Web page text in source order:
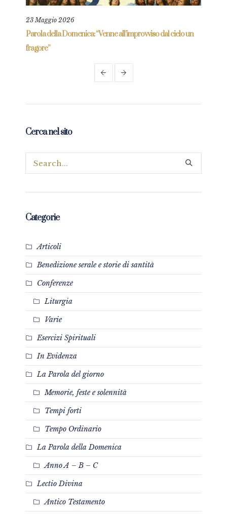
23 Maggio 2026
Parola della Domenica: “Venne all’improvviso dal cielo un
fragore”
Cerca nel sito
Categorie
Articoli
Benedizione serale e storie di santità
Conferenze
Liturgia
Varie
Esercizi Spirituali
In Evidenza
La Parola del giorno
Memorie, feste e solennità
Tempi forti
Tempo Ordinario
La Parola della Domenica
Anno A – B – C
Lectio Divina
Antico Testamento